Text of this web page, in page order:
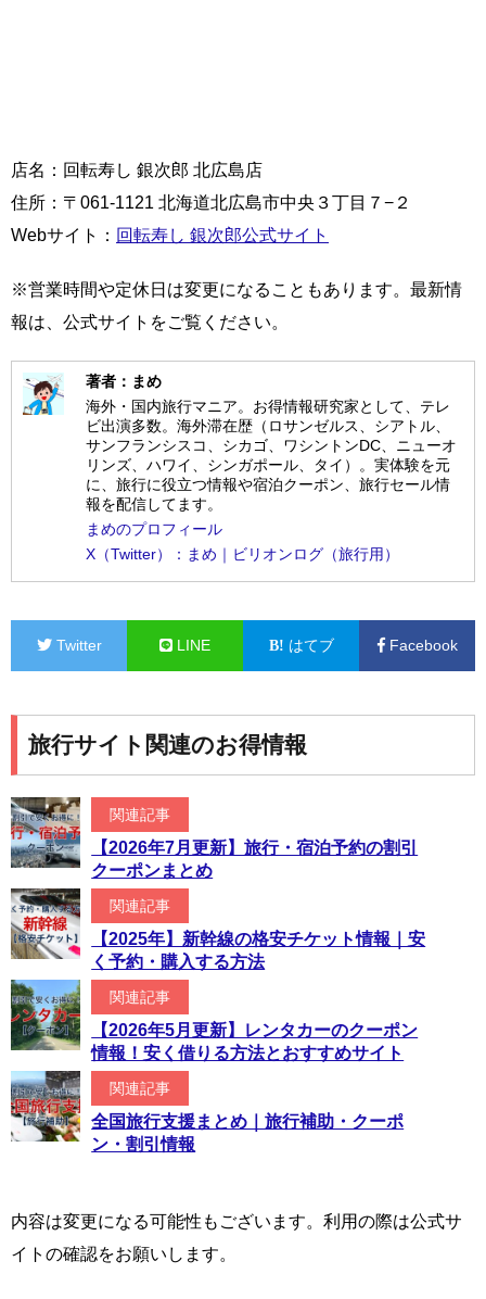
店名：回転寿し 銀次郎 北広島店
住所：〒061-1121 北海道北広島市中央３丁目７−２
Webサイト： 回転寿し 銀次郎公式サイト
※営業時間や定休日は変更になることもあります。最新情
報は、公式サイトをご覧ください。
著者：まめ
海外・国内旅行マニア。お得情報研究家として、テレ
ビ出演多数。海外滞在歴（ロサンゼルス、シアトル、
サンフランシスコ、シカゴ、ワシントンDC、ニューオ
リンズ、ハワイ、シンガポール、タイ）。実体験を元
に、旅行に役立つ情報や宿泊クーポン、旅行セール情
報を配信してます。
まめのプロフィール
X（Twitter）：まめ｜ビリオンログ（旅行用）
Twitter LINE はてブ Facebook
旅行サイト関連のお得情報
関連記事
【2026年7月更新】旅行・宿泊予約の割引
クーポンまとめ
関連記事
【2025年】新幹線の格安チケット情報｜安
く予約・購入する方法
関連記事
【2026年5月更新】レンタカーのクーポン
情報！安く借りる方法とおすすめサイト
関連記事
全国旅行支援まとめ｜旅行補助・クーポ
ン・割引情報
内容は変更になる可能性もございます。利用の際は公式サ
イトの確認をお願いします。